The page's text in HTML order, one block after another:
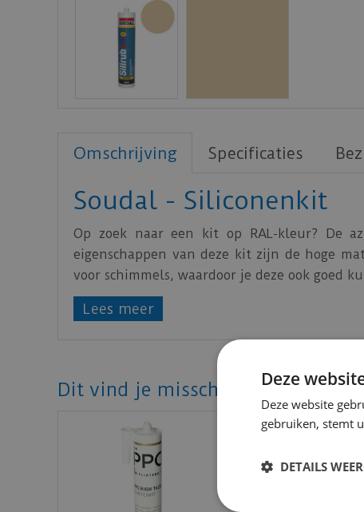
Omschrijving Specificaties
Soudal - Siliconenkit
Op zoek naar een kit op RAL-kleur? De
eigenschappen van deze kit zijn de hoge
voor schimmels, waardoor je deze ook goed
Lees meer
Dit vind je misschien ook mooi!
Deze
Deze website
gebruiken, stemt
DETAILS